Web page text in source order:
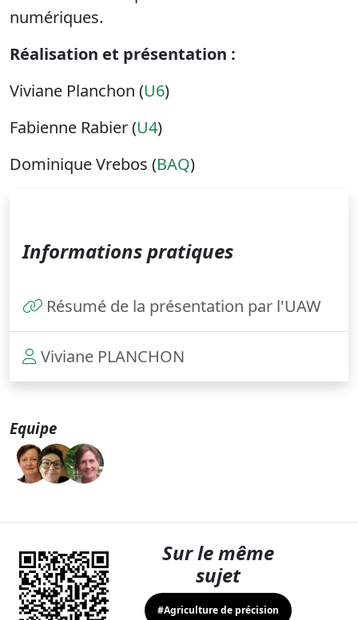
numériques.
Réalisation et présentation :
Viviane Planchon (U6)
Fabienne Rabier (U4)
Dominique Vrebos (BAQ)
Informations pratiques
Résumé de la présentation par l'UAW
Viviane PLANCHON
Equipe
Sur le même
sujet
#Agriculture de précision